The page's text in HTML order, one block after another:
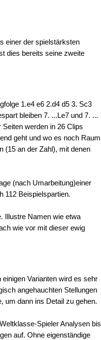
einer der spielstärksten
dies bereits seine zweite
1.e4 e6 2.d4 d5 3. Sc3
bleiben 7. ...Le7 und 7. ...
werden in 26 Clips
geht und wo es noch Raum
(15 an der Zahl), mit denen
(nach Umarbeitung)einer
112 Beispielspartien.
Illustre Namen wie etwa
wie vor mit dieser ewig
Varianten wird es sehr
angehauchten Stellungen
um dann ins Detail zu gehen.
Spieler Analysen bis
auf. Ohne eigenständige